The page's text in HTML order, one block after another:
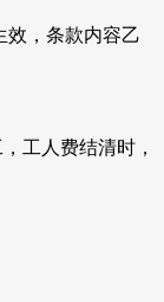
效，条款内容乙
工人费结清时，